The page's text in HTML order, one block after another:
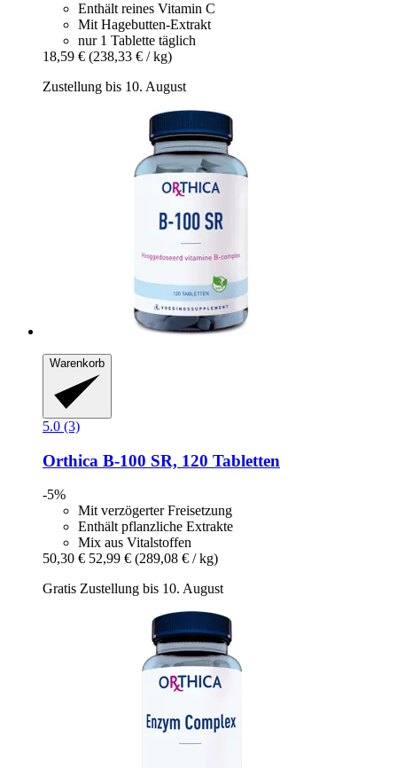
Enthält reines Vitamin C
Mit Hagebutten-Extrakt
nur 1 Tablette täglich
18,59 € (238,33 € / kg)
Zustellung bis 10. August
Warenkorb
5.0 (3)
Orthica B-​100 SR, 120 Tabletten
-5%
Mit verzögerter Freisetzung
Enthält pflanzliche Extrakte
Mix aus Vitalstoffen
50,30 € 52,99 € (289,08 € / kg)
Gratis Zustellung bis 10. August